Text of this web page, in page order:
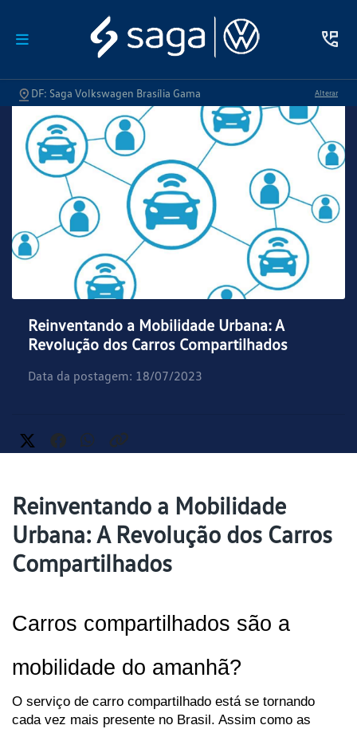
DF: Saga Volkswagen Brasília Gama Alterar
Reinventando a Mobilidade Urbana: A
Revolução dos Carros Compartilhados
Data da postagem: 18/07/2023
Reinventando a Mobilidade
Urbana: A Revolução dos Carros
Compartilhados
Carros compartilhados são a
mobilidade do amanhã?
O serviço de carro compartilhado está se tornando
cada vez mais presente no Brasil. Assim como as